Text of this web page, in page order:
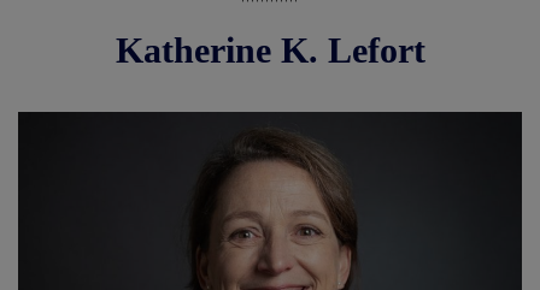
Katherine K. Lefort